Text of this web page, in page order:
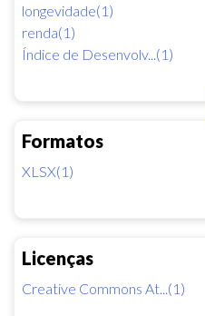
longevidade(1)
renda(1)
Índice de Desenvolv...(1)
Formatos
XLSX(1)
Licenças
Creative Commons At...(1)